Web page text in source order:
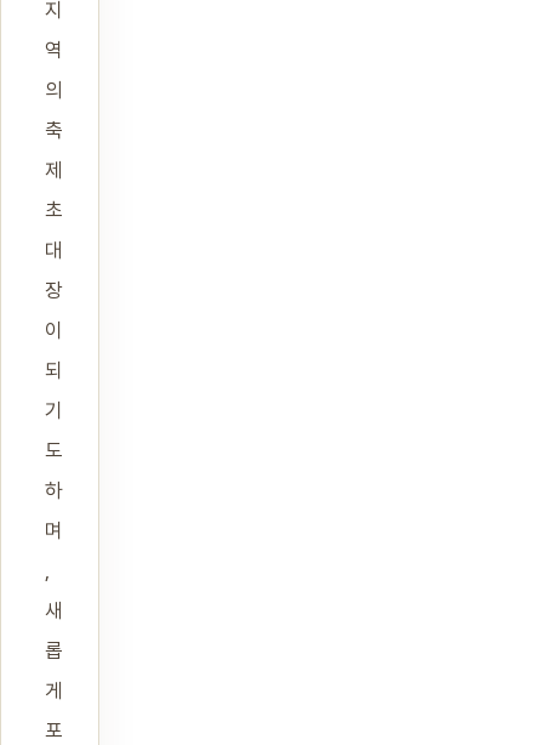
지
역
의
축
제
초
대
장
이
되
기
도
하
며
,
새
롭
게
포